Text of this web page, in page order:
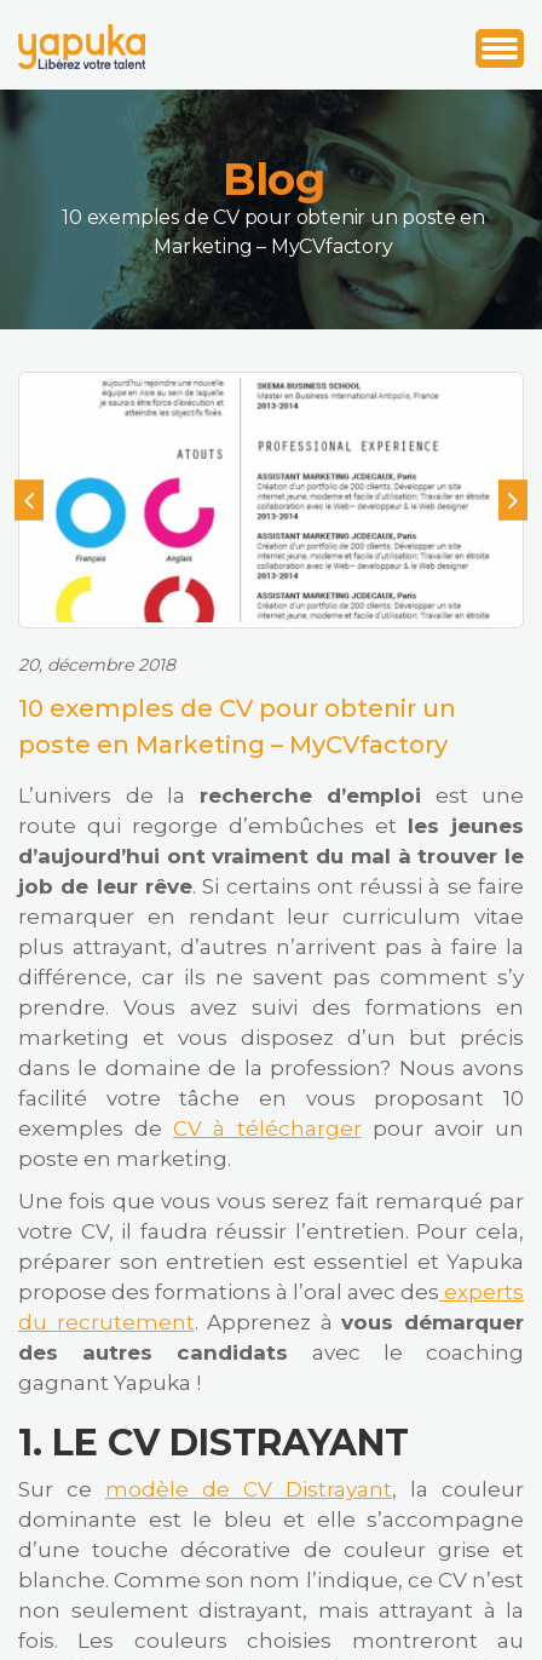
1
2
3
Blog
10 exemples de CV pour obtenir un poste en
Marketing – MyCVfactory
20, décembre 2018
10 exemples de CV pour obtenir un
poste en Marketing – MyCVfactory
L’univers de la recherche d’emploi est une
route qui regorge d’embûches et les jeunes
d’aujourd’hui ont vraiment du mal à trouver le
job de leur rêve. Si certains ont réussi à se faire
remarquer en rendant leur curriculum vitae
plus attrayant, d’autres n’arrivent pas à faire la
différence, car ils ne savent pas comment s’y
prendre. Vous avez suivi des formations en
marketing et vous disposez d’un but précis
dans le domaine de la profession? Nous avons
facilité votre tâche en vous proposant 10
exemples deCV à téléchargerpour avoir un
poste en marketing.
Une fois que vous vous serez fait remarqué par
votre CV, il faudra réussir l’entretien. Pour cela,
préparer son entretien est essentiel et Yapuka
propose des formations à l’oral avec des experts
du recrutement. Apprenez àvous démarquer
des autres candidats avec le coaching
gagnant Yapuka !
1. LE CV DISTRAYANT
Sur ce modèle de CV Distrayant, la couleur
dominante est le bleu et elle s’accompagne
d’une touche décorative de couleur grise et
blanche. Comme son nom l’indique, ce CV n’est
non seulement distrayant, mais attrayant à la
fois. Les couleurs choisies montreront au